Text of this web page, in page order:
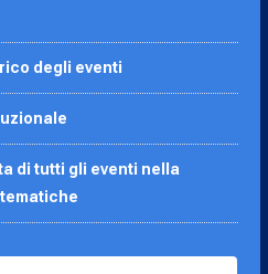
degli eventi
di tutti gli eventi nella